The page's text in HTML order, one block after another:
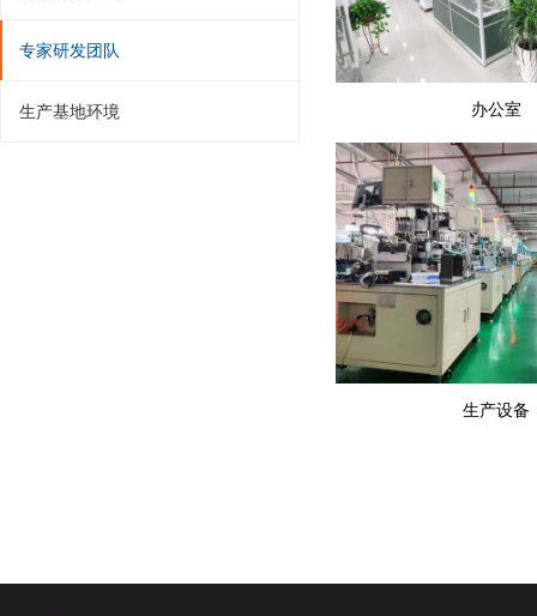
专家研发团队
生产基地环境 办公室
生产设备